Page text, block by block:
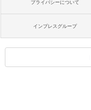
プライバシーについて
インプレスグループ